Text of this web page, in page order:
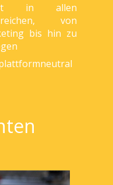
in allen
von
bis hin zu